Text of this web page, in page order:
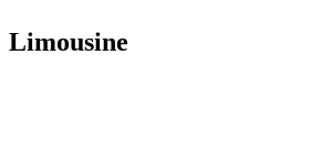
Limousine